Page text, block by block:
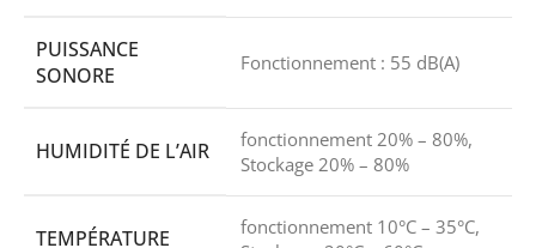
PUISSANCE
SONORE
Fonctionnement : 55 dB(A)
HUMIDITÉ DE L’AIR
fonctionnement 20% – 80%,
Stockage 20% – 80%
TEMPÉRATURE
fonctionnement 10°C – 35°C,